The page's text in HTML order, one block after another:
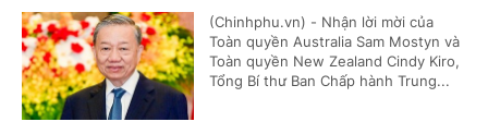
(Chinhphu.vn) - Nhận lời mời của
Toàn quyền Australia Sam Mostyn và
Toàn quyền New Zealand Cindy Kiro,
Tổng Bí thư Ban Chấp hành Trung...